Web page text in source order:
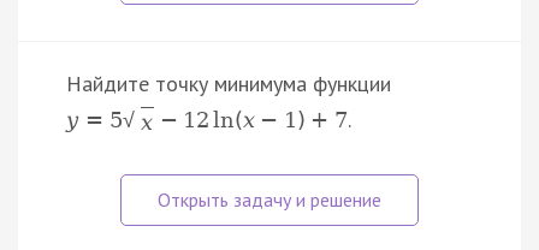
Найдите точку минимума функции
y = 5√ x − 12ln(x − 1 ) + 7.